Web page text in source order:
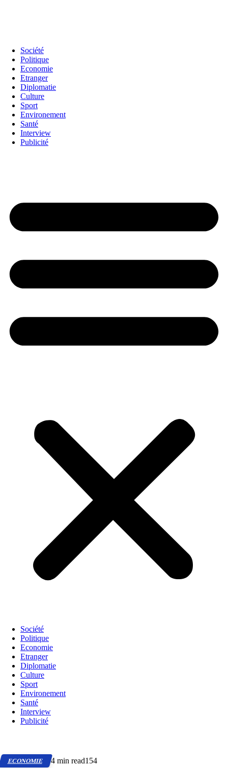
Société
Politique
Economie
Etranger
Diplomatie
Culture
Sport
Environement
Santé
Interview
Publicité
Société
Politique
Economie
Etranger
Diplomatie
Culture
Sport
Environement
Santé
Interview
Publicité
ECONOMIE 4 min read154